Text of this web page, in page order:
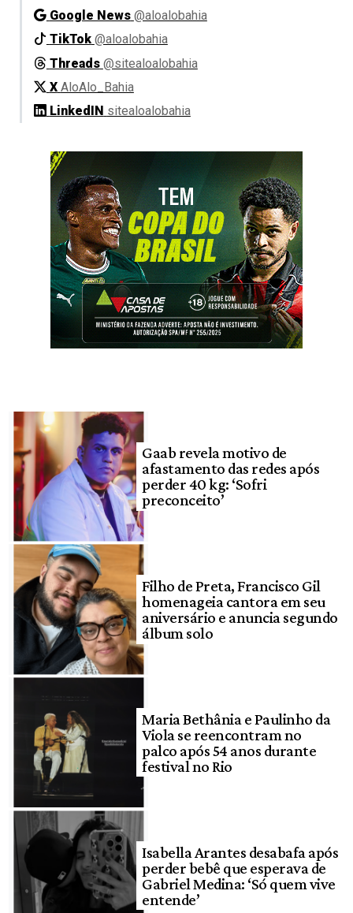
Google News @aloalobahia
TikTok @aloalobahia
Threads @sitealoalobahia
X AloAlo_Bahia
LinkedIN sitealoalobahia
Gaab revela motivo de
afastamento das redes após
perder 40 kg: ‘Sofri
preconceito’
Filho de Preta, Francisco Gil
homenageia cantora em seu
aniversário e anuncia segundo
álbum solo
Maria Bethânia e Paulinho da
Viola se reencontram no
palco após 54 anos durante
festival no Rio
Isabella Arantes desabafa após
perder bebê que esperava de
Gabriel Medina: ‘Só quem vive
entende’